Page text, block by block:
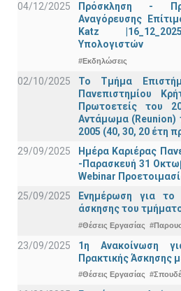
04/12/2025
Πρόσκληση -
Αναγόρευσης
Katz
Υπολογιστών
#Εκδηλώσεις
02/10/2025
Το Τμήμα
Πανεπιστημίου
Πρωτοετείς του
Αντάμωμα (Reunion)
2005 (40, 30, 20 έτη
29/09/2025
Ημέρα Καριέρας
-Παρασκευή 31
Webinar
25/09/2025
Ενημέρωση για το
άσκησης του
#Θέσεις Εργασίας
23/09/2025
1η Ανακοίνωση
Πρακτικής Άσκησης
#Θέσεις Εργασίας